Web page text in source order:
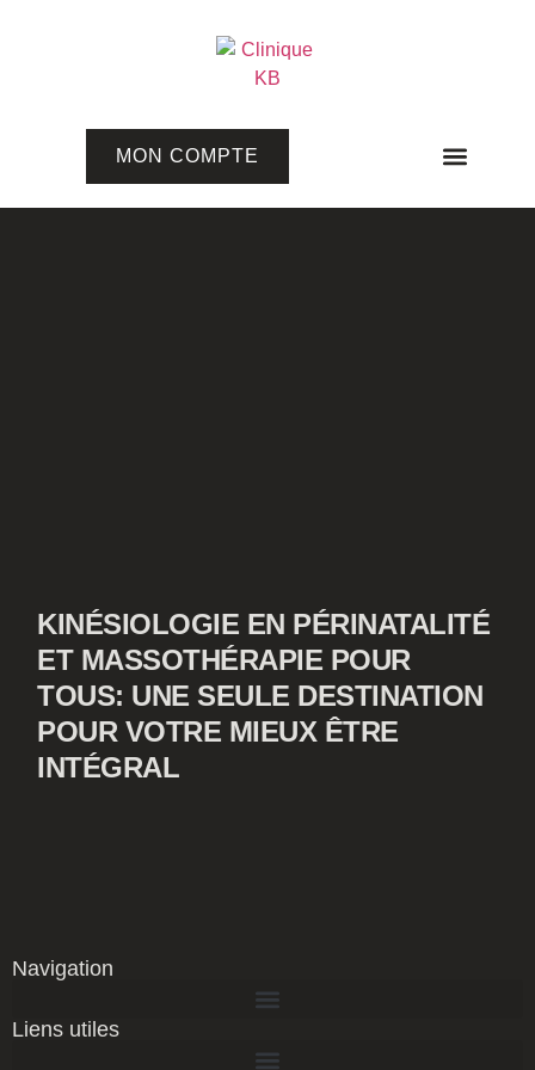
MON COMPTE
KINÉSIOLOGIE EN PÉRINATALITÉ
ET MASSOTHÉRAPIE POUR
TOUS: UNE SEULE DESTINATION
POUR VOTRE MIEUX ÊTRE
INTÉGRAL
Navigation
Liens utiles